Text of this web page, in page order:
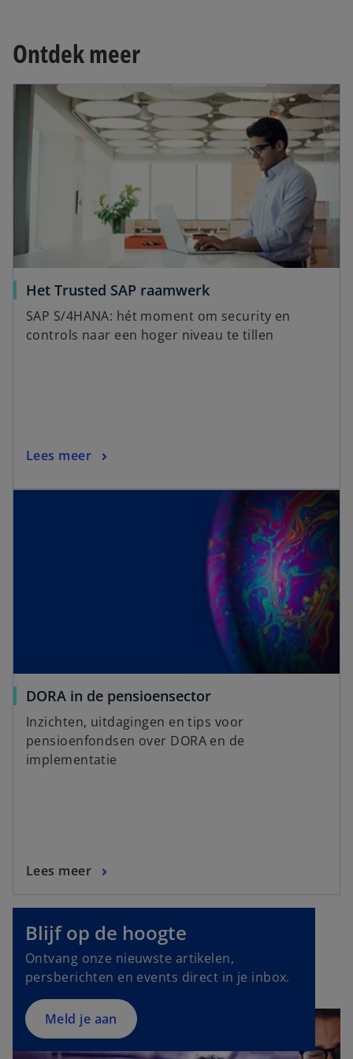
Ontdek meer
Het Trusted SAP raamwerk
SAP S/4HANA: hét moment om security en
controls naar een hoger niveau te tillen
Lees meer
DORA in de pensioensector
Inzichten, uitdagingen en tips voor
pensioenfondsen over DORA en de
implementatie
Lees meer
Blijf op de hoogte
Ontvang onze nieuwste artikelen,
persberichten en events direct in je inbox.
Meld je aan
p
n
s
i
n
a
n